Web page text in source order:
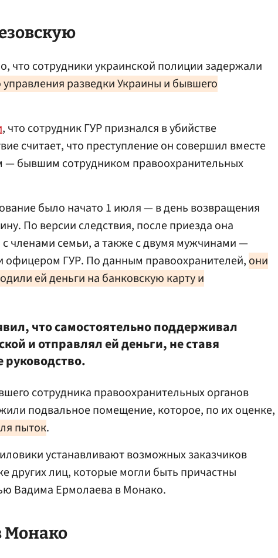
что сотрудники украинской полиции задержали
управления разведки Украины и бывшего
, что сотрудник ГУР признался в убийстве
считает, что преступление он совершил вместе
— бывшим сотрудником правоохранительных
было начато 1 июля — в день возвращения
По версии следствия, после приезда она
членами семьи, а также с двумя мужчинами —
ГУР. По данным правоохранителей, они
ей деньги на банковскую карту и
что самостоятельно поддерживал
и отправлял ей деньги, не ставя
руководство.
сотрудника правоохранительных органов
подвальное помещение, которое, по их оценке,
пыток.
устанавливают возможных заказчиков
других лиц, которые могли быть причастны
Вадима Ермолаева в Монако.
Монако